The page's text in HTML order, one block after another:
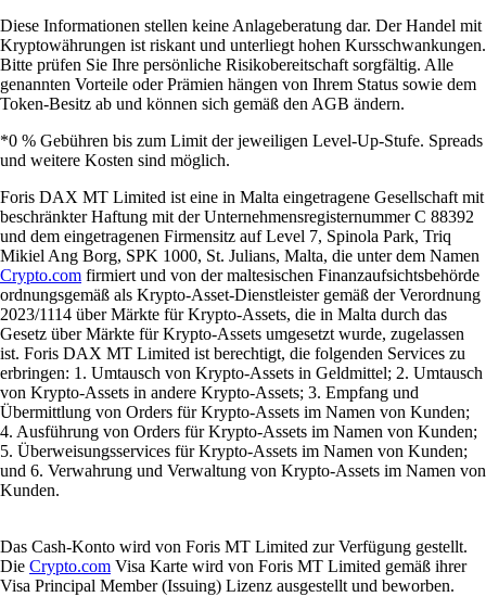
Diese Informationen stellen keine Anlageberatung dar. Der Handel mit
Kryptowährungen ist riskant und unterliegt hohen Kursschwankungen.
Bitte prüfen Sie Ihre persönliche Risikobereitschaft sorgfältig. Alle
genannten Vorteile oder Prämien hängen von Ihrem Status sowie dem
Token-Besitz ab und können sich gemäß den AGB ändern.
*0 % Gebühren bis zum Limit der jeweiligen Level-Up-Stufe. Spreads
und weitere Kosten sind möglich.
Foris DAX MT Limited ist eine in Malta eingetragene Gesellschaft mit
beschränkter Haftung mit der Unternehmensregisternummer C 88392
und dem eingetragenen Firmensitz auf Level 7, Spinola Park, Triq
Mikiel Ang Borg, SPK 1000, St. Julians, Malta, die unter dem Namen
Crypto.com firmiert und von der maltesischen Finanzaufsichtsbehörde
ordnungsgemäß als Krypto-Asset-Dienstleister gemäß der Verordnung
2023/1114 über Märkte für Krypto-Assets, die in Malta durch das
Gesetz über Märkte für Krypto-Assets umgesetzt wurde, zugelassen
ist. Foris DAX MT Limited ist berechtigt, die folgenden Services zu
erbringen: 1. Umtausch von Krypto-Assets in Geldmittel; 2. Umtausch
von Krypto-Assets in andere Krypto-Assets; 3. Empfang und
Übermittlung von Orders für Krypto-Assets im Namen von Kunden;
4. Ausführung von Orders für Krypto-Assets im Namen von Kunden;
5. Überweisungsservices für Krypto-Assets im Namen von Kunden;
und 6. Verwahrung und Verwaltung von Krypto-Assets im Namen von
Kunden.
Das Cash-Konto wird von Foris MT Limited zur Verfügung gestellt.
Die Crypto.com Visa Karte wird von Foris MT Limited gemäß ihrer
Visa Principal Member (Issuing) Lizenz ausgestellt und beworben.